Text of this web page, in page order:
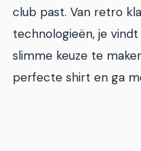
club past. Van retro
technologieën, je
slimme keuze te
perfecte shirt en ga